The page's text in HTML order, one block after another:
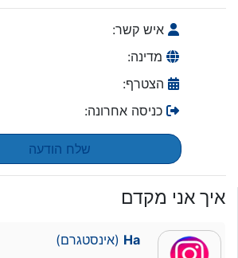
איש קשר:
מדינה:
הצטרף:
כניסה אחרונה:
שלח הודעה
איך אני מקדם
Ha (אינסטגרם)